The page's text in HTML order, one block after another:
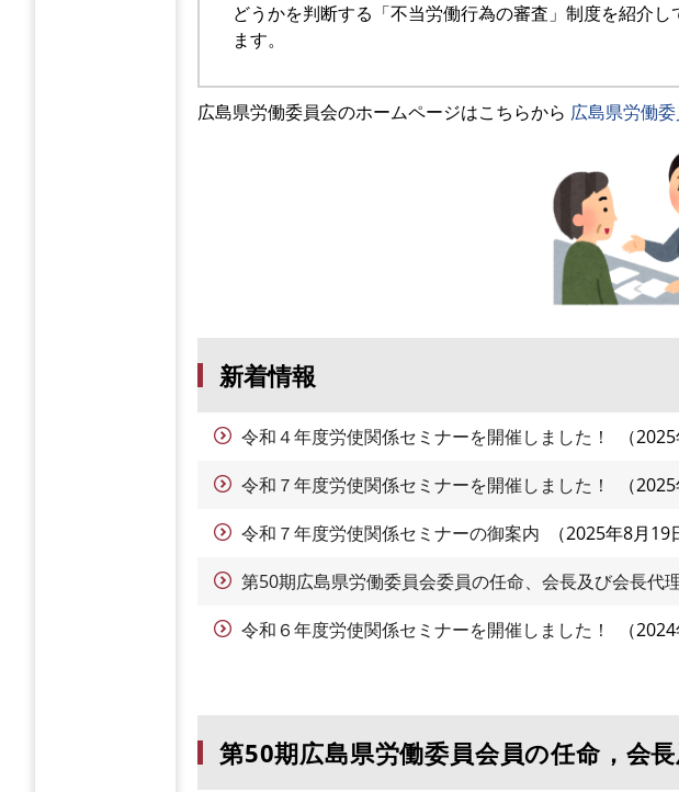
どうかを判断する「不当労働行為の審査」制度を紹介し
ます。
広島県労働委員会のホームページはこちらから 広島県労働
新着情報
令和４年度労使関係セミナーを開催しました！
令和７年度労使関係セミナーを開催しました！
令和７年度労使関係セミナーの御案内
2025年8月19
第50期広島県労働委員会委員の任命、会長及び会長代
令和６年度労使関係セミナーを開催しました！
第50期広島県労働委員会員の任命，会